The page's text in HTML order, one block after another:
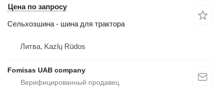
Цена по запросу
Сельхозшина - шина для трактора
Литва, Kazlų Rūdos
Fomisas UAB company